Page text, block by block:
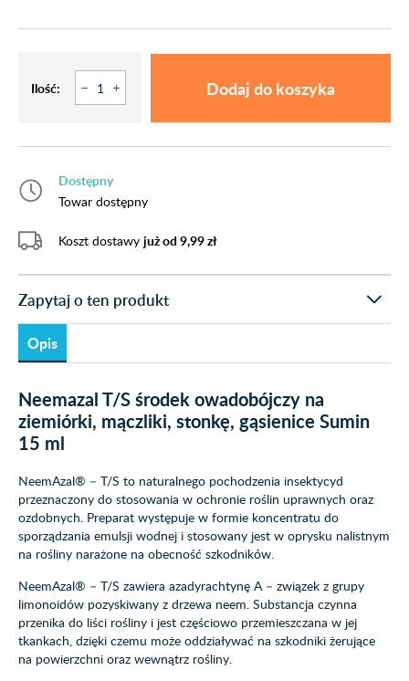
Ilość: Dodaj do koszyka
Dostępny
Towar dostępny
Koszt dostawy już od 9,99 zł
Zapytaj o ten produkt
Opis
Neemazal T/S środek owadobójczy na
ziemiórki, mączliki, stonkę, gąsienice Sumin
15 ml
NeemAzal® – T/S to naturalnego pochodzenia insektycyd
przeznaczony do stosowania w ochronie roślin uprawnych oraz
ozdobnych. Preparat występuje w formie koncentratu do
sporządzania emulsji wodnej i stosowany jest w oprysku nalistnym
na rośliny narażone na obecność szkodników.
NeemAzal® – T/S zawiera azadyrachtynę A – związek z grupy
limonoidów pozyskiwany z drzewa neem. Substancja czynna
przenika do liści rośliny i jest częściowo przemieszczana w jej
tkankach, dzięki czemu może oddziaływać na szkodniki żerujące
na powierzchni oraz wewnątrz rośliny.